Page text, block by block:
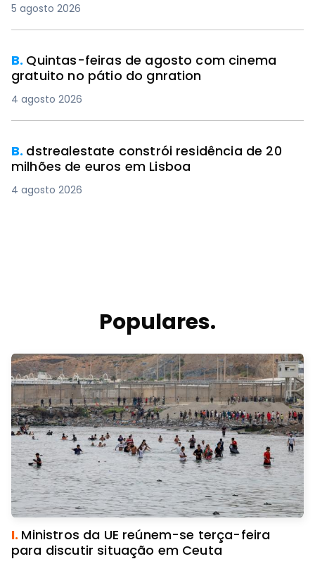
5 agosto 2026
B. Quintas-feiras de agosto com cinema
gratuito no pátio do gnration
4 agosto 2026
B. dstrealestate constrói residência de 20
milhões de euros em Lisboa
4 agosto 2026
Populares.
I. Ministros da UE reúnem-se terça-feira
para discutir situação em Ceuta